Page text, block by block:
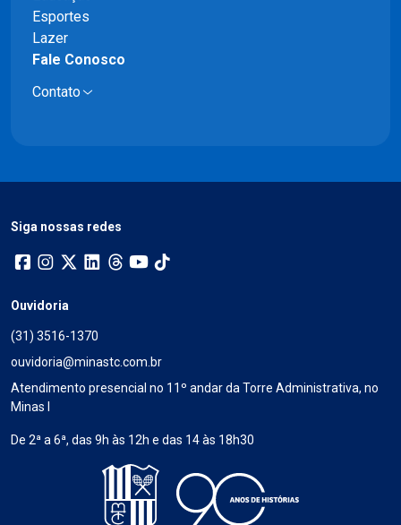
Esportes
Lazer
Fale Conosco
Contato
Siga nossas redes
Ouvidoria
(31) 3516-1370
ouvidoria@minastc.com.br
Atendimento presencial no 11º andar da Torre Administrativa, no
Minas I
De 2ª a 6ª, das 9h às 12h e das 14 às 18h30